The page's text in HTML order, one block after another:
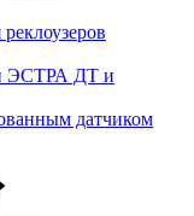
ЭСТРА ДТ и
датчиком